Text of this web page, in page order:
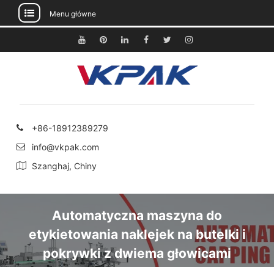
do
Menu główne
YoutubePinterestLinkedinFacebook
ŚwiergotInstagram
+86-18912389279
info@vkpak.com
Szanghaj, Chiny
Automatyczna maszyna do
etykietowania naklejek na butelki i
pokrywki z dwiema głowicami